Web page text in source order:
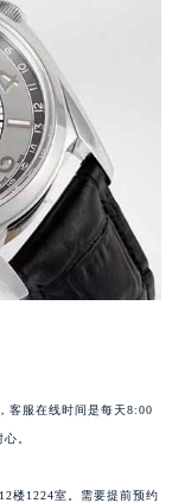
客服在线时间是每天8:00
。
楼1224室。需要提前预约